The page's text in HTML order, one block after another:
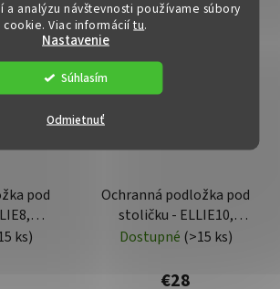
a analýzu návštevnosti používame súbory
cookie. Viac informáciítu.
Nastavenie
Odmietnuť
Súhlasím
pod
mm
ks)
Ochranná podložka pod
stoličku - ELLIE10,
120x90 cm, 1,8 mm
Dostupné (>15 ks)
€28